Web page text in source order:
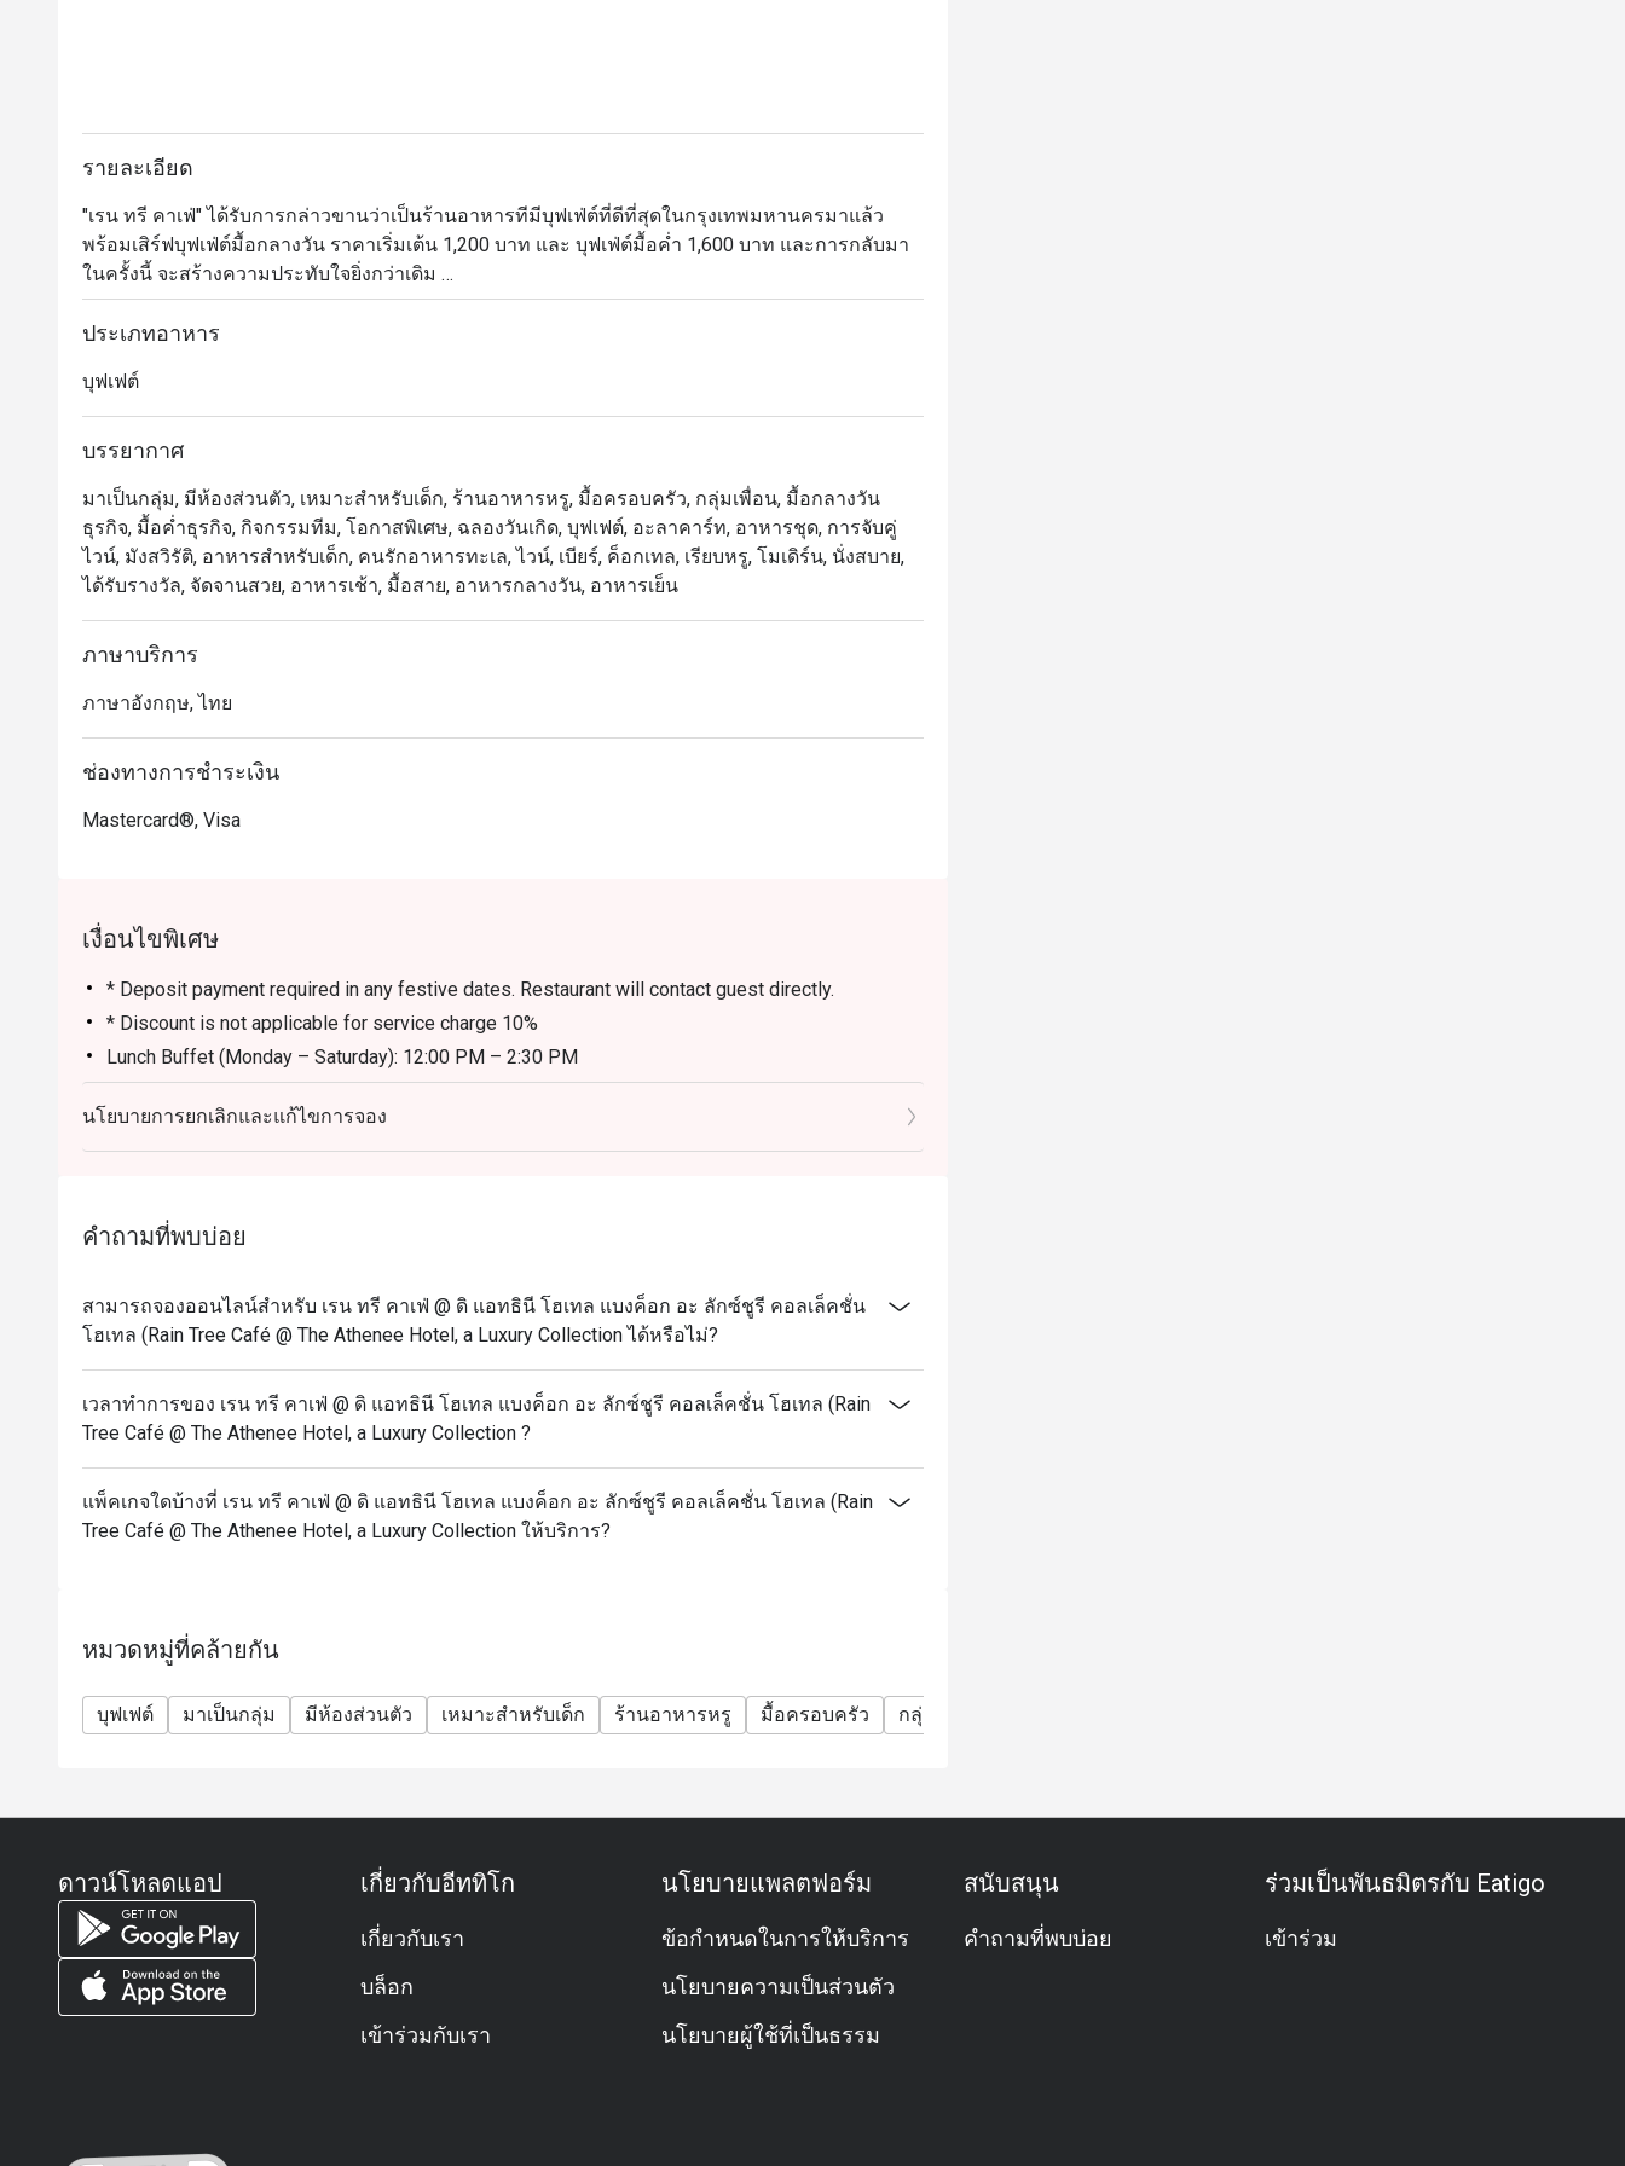
opinion.
รายละเอียด
"เรน ทรี คาเฟ่" ได้รับการกล่าวขานว่าเป็นร้านอาหารทีมีบุฟเฟ่ต์ที่ดีที่สุดในกรุงเทพมหานครมาแล้ว
พร้อมเสิร์ฟบุฟเฟ่ต์มื้อกลางวัน ราคาเริ่มเต้น 1,200 บาท และ บุฟเฟ่ต์มื้อค่ำ 1,600 บาท และการกลับมา
ในครั้งนี้ จะสร้างความประทับใจยิ่งกว่าเดิม
นอกเหนือจากความสวยงาม บรรยากาศดีๆ เรายังเพิ่มสเตชั่นอาหารหลากหลายประเภทมากมาย ติดตั้ง
อาหารของคุณเป็นสิ่งที่น่าจดจำไปนานด้วยความตั้งใจที่จะสร้างปรากฏการณ์ของอาหารบุฟเฟ่ต์ให้กับ
คุณ ทุกวัน เชฟจากทุกห้องอาหารของโรงแรมฯ ทั้งไทย ญี่ปุ่น จีน อาหารยุโรป อินเดียและขนมหวาน
จะจัดเตรียมเมนูพิเศษในแบบที่พวกเขาถนัด มาจัดวางให้ท่านเลือกรับประทานอย่างจุใจ รูปลักษณ์ใหม่
ลงตัว
มีส่วนพื้นที่หลัก คือบริเวณ “เดอะ บรอนซ์ คิทเช่น” มีเคาน์เตอร์บุฟเฟ่ต์ทั้งร้อนและเย็น ถัดมาจะพบ “ห้อง
วไลย” ตกแต่งให้เหมือนห้องสมุด มองเห็นต้นไม้ใหญ่เรียงรายสวยงาม นอกจากนี้ มี “เดอะ ซีเครท การ์
เด้น” และเทอเรสด้านนอก ให้คุณเลือกดื่ม รับประทานอาหาร ใกล้ๆ น้ำพุ ชมบรรยากาศของถนนวิทยุ
หรือจะเป็นพื้นที่สำหรับสูบบุหรี่ก็ได้เช่นกัน
สัมผัสความหรูหราสไตล์ไทยร่วมสมัยที่ The Rain Tree Café
The Rain Tree Café เป็นการผสมผสานที่ลงตัวระหว่าง การออกแบบสไตล์ไทยนีโอโคโลเนียลแบบร่วม
สมัย ที่ให้ความรู้สึก หรูหราแต่แฝงไปด้วยความอบอุ่น บรรยากาศภายในได้รับการออกแบบให้รับแสง
ปลายทางสำหรับมื้ออาหารที่ยอดเยี่ยม
ตกและอาหารไทย ซึ่งรังสรรค์โดยทีมเชฟมากฝีมือ อีกทั้งยังมี บุฟเฟ่ต์ที่หลากหลาย พร้อมตัวเลือกเพื่อ
หนึ่งใน จุดเด่นของที่นี่คือการบริการแบบใส่ใจในรายละเอียด พนักงานสามารถ จดจำชื่อแขก ความ
ชอบด้านอาหาร และแม้แต่โต๊ะที่นั่งประจำ ทำให้ทุกคนรู้สึกพิเศษและประทับใจ
ทีมครัวนำโดย เชฟบิ๊ก (Chef Big) ซึ่งเป็นหัวหน้าทีมที่มี ความหลงใหลในการทำอาหารอย่างแท้จริง แม้
ทานอาหารจากครัวของเชฟบิ๊ก"
สำหรับทั้งลูกค้าใหม่และแขกที่เคยมาแล้ว The Rain Tree Café มอบประสบการณ์การรับประทาน
อาหารที่น่าจดจำ จนต้องกลับมาเยือนอีกครั้ง
เมนูแนะนำ
อาหารเช้าคลาสสิก
ไข่สองฟองในแบบที่คุณชอบ
ทอด, คน, ลวก, ต้ม หรือทำเป็นออมเล็ต เสิร์ฟพร้อม มะเขือเทศย่างและแฮชบราวน์
ผักย่างเสิร์ฟพร้อม น้ำสลัดมะนาวผักชี
เมนูซิกเนเจอร์
เบอร์เกอร์เนื้อวากิวสุดคลาสสิก
เบอร์เกอร์เนื้อวากิวชั้นดี พร้อม มะเขือเทศฝาน ผักกาดหอม หัวหอมคาราเมล และแตงกวาดอง
แซลมอนย่างเสิร์ฟกับซอสไวน์ขาวและแกงเผ็ดแดง
หิมะ และมันฝรั่งทอดกรอบ
สเต็กริบอายออสเตรเลียย่าง
เนื้อริบอายออสเตรเลียชั้นดี เสิร์ฟพร้อม ซอสครีมเห็ด, มันบดเห็ดทรัฟเฟิล, หอมแดงอบ, หน่อไม้ฝรั่ง, เห็ด
ผัด, บรอกโคลี และแครอทอ่อน
อกไก่หมักสมุนไพรไทย
อกไก่ย่าง เสิร์ฟพร้อม ผักตามฤดูกาล, สลัดผัก และน้ำสลัดขิงสไตล์เอเชีย
เมนูเรียบง่ายแต่เต็มไปด้วยรสชาติจาก มะเขือเทศสด มอซซาเรลล่า และใบโหระพา
ประเภทอาหาร
บุฟเฟต์
บรรยากาศ
มาเป็นกลุ่ม, มีห้องส่วนตัว, เหมาะสำหรับเด็ก, ร้านอาหารหรู, มื้อครอบครัว, กลุ่มเพื่อน, มื้อกลางวัน
ธุรกิจ, มื้อค่ำธุรกิจ, กิจกรรมทีม, โอกาสพิเศษ, ฉลองวันเกิด, บุฟเฟต์, อะลาคาร์ท, อาหารชุด, การจับคู่
ไวน์, มังสวิรัติ, อาหารสำหรับเด็ก, คนรักอาหารทะเล, ไวน์, เบียร์, ค็อกเทล, เรียบหรู, โมเดิร์น, นั่งสบาย,
ได้รับรางวัล, จัดจานสวย, อาหารเช้า, มื้อสาย, อาหารกลางวัน, อาหารเย็น
ภาษาบริการ
ภาษาอังกฤษ, ไทย
ช่องทางการชำระเงิน
Mastercard®, Visa
เงื่อนไขพิเศษ
* Deposit payment required in any festive dates. Restaurant will contact guest directly.
* Discount is not applicable for service charge 10%
Lunch Buffet (Monday – Saturday): 12:00 PM – 2:30 PM
Sunday Brunch: 12:00 PM – 2:30 PM
Dinner Buffet (Daily): 6:00 PM – 10:00 PM
The discount is applicable to the food only and not any beverage packages or beverage a la
All prices are in THB and are exclusive of VAT and service charges unless otherwise indicated
under special conditions.
standards for hygiene and cleanliness very seriously and are taking additional steps to ensure
the safety of our guests and associates.
Highlights:
- Seafood Buffet: steamed crab, Australian lamb chops, Thai scallops, pasta station, French Fine
de Claire oysters, shrimp, clams, Thai mussels, sea snails, blue swimmer crab
- Sunday Brunch: river prawns, Australian lamb chops, Thai Scallops, pasta station, French Fine
De Claire oysters, shrimp, clams, Thai mussels, sea snails, blue swimmer crab, foie gras.
- Sunday Brunch will no longer serve lobster and will serve unlimited river prawns instead.
The buffet does not include drinking water or other beverages.
FAQs
Q: What kind of cuisine does Rain Tree Café @ The Athenee Hotel offer?
A: It features an international buffet with premium seafood, Asian favourites, Western roasts, and
Q: What is the dress code?
A: Smart casual attire is recommended.
Q: How do I get to the restaurant?
A: It is located on the G Level of The Athenee Hotel, with convenient access via Phloen Chit MRT
Station.
นโยบายการยกเลิกและแก้ไขการจอง
คำถามที่พบบ่อย
สามารถจองออนไลน์สำหรับ เรน ทรี คาเฟ่ @ ดิ แอทธินี โฮเทล แบงค็อก อะ ลักซ์ชูรี คอลเล็คชั่น
โฮเทล (Rain Tree Café @ The Athenee Hotel, a Luxury Collection ได้หรือไม่?
เวลาทำการของ เรน ทรี คาเฟ่ @ ดิ แอทธินี โฮเทล แบงค็อก อะ ลักซ์ชูรี คอลเล็คชั่น โฮเทล (Rain
Tree Café @ The Athenee Hotel, a Luxury Collection ?
แพ็คเกจใดบ้างที่ เรน ทรี คาเฟ่ @ ดิ แอทธินี โฮเทล แบงค็อก อะ ลักซ์ชูรี คอลเล็คชั่น โฮเทล (Rain
Tree Café @ The Athenee Hotel, a Luxury Collection ให้บริการ?
หมวดหมู่ที่คล้ายกัน
บุฟเฟต์ มาเป็นกลุ่ม มีห้องส่วนตัว เหมาะสำหรับเด็ก ร้านอาหารหรู มื้อครอบครัว กลุ่มเพื่อน
ดาวน์โหลดแอป เกี่ยวกับอีททิโก
เกี่ยวกับเรา
บล็อก
เข้าร่วมกับเรา
นโยบายแพลตฟอร์ม
ข้อกำหนดในการให้บริการ
นโยบายความเป็นส่วนตัว
นโยบายผู้ใช้ที่เป็นธรรม
สนับสนุน
คำถามที่พบบ่อย
ร่วมเป็นพันธมิตรกับ Eatigo
เข้าร่วม